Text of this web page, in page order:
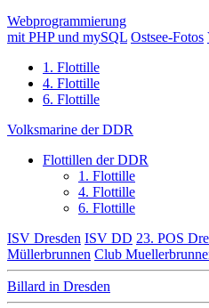
Webprogrammierung
mit PHP und mySQL Ostsee-Fotos
1. Flottille
4. Flottille
6. Flottille
Volksmarine der DDR
Flottillen der DDR
1. Flottille
4. Flottille
6. Flottille
ISV Dresden ISV DD 23. POS
Müllerbrunnen Club
Billard in Dresden